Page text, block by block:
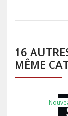
16
MÊME